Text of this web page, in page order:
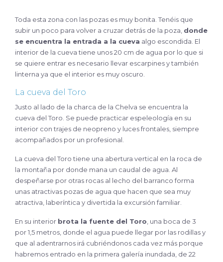
Toda esta zona con las pozas es muy bonita. Tenéis que
subir un poco para volver a cruzar detrás de la poza, donde
se encuentra la entrada a la cueva algo escondida. El
interior de la cueva tiene unos 20 cm de agua por lo que si
se quiere entrar es necesario llevar escarpines y también
linterna ya que el interior es muy oscuro.
La cueva del Toro
Justo al lado de la charca de la Chelva se encuentra la
cueva del Toro. Se puede practicar espeleología en su
interior con trajes de neopreno y luces frontales, siempre
acompañados por un profesional.
La cueva del Toro tiene una abertura vertical en la roca de
la montaña por donde mana un caudal de agua. Al
despeñarse por otras rocas al lecho del barranco forma
unas atractivas pozas de agua que hacen que sea muy
atractiva, laberíntica y divertida la excursión familiar.
En su interior brota la fuente del Toro , una boca de 3
por 1,5 metros, donde el agua puede llegar por las rodillas y
que al adentrarnos irá cubriéndonos cada vez más porque
habremos entrado en la primera galería inundada, de 22